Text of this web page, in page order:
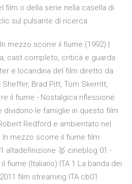
film o della serie nella casella di
sul pulsante di ricerca.
mezzo scorre il fiume (1992) |
cast completo, critica e guarda
e locandina del film diretto da
Brad Pitt, Tom Skerritt,
il fiume - Nostalgica riflessione
dividono le famiglie in questo film
Redford e ambientato nel
In mezzo scorre il fiume film
altadefinizione 🥇 cineblog 01 -
fiume (Italiano) ITA 1 La banda dei
film streaming ITA cb01